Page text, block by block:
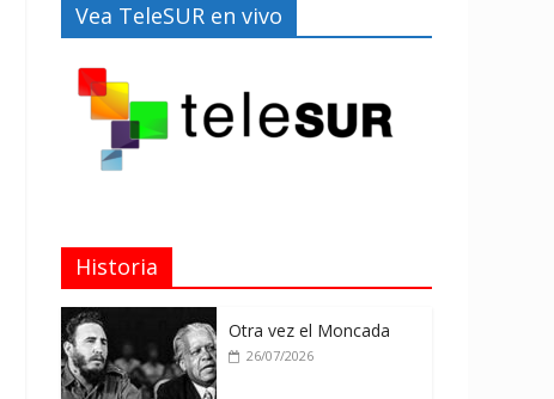
Vea TeleSUR en vivo
Historia
Otra vez el Moncada
26/07/2026